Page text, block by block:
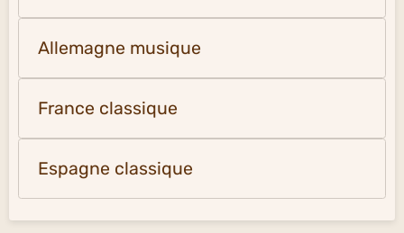
Allemagne musique
France classique
Espagne classique